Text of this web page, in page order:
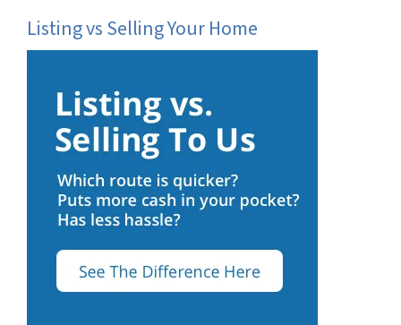
Listing vs Selling Your Home